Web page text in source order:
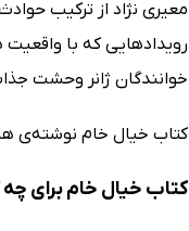
معیری نژاد از ترکیب
رویدادهایی که با
خوانندگان ژانر وحشت
کتاب خیال خام نوشته‌ی
کتاب خیال خام برای